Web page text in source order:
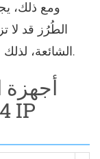
الطُرُز قد لا
الشائعة، لذلك من الحكمة دائمًا التحقق من الدليل أيضًا.